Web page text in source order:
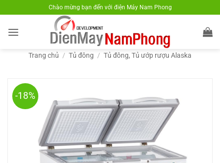
qua
nội
Chào mừng bạn đến với điện Máy Nam Phong
Trang chủ / Tủ đông / Tủ đông, Tủ ướp rượu Alaska
-18%